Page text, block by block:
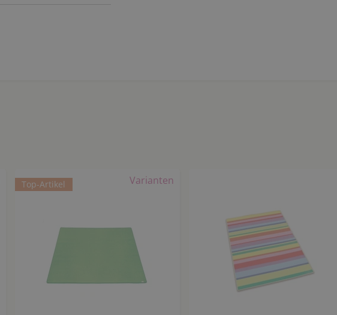
Varianten
Top-Artikel